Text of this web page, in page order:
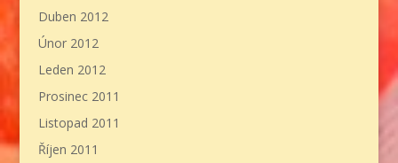
Duben 2012
Únor 2012
Leden 2012
Prosinec 2011
Listopad 2011
Říjen 2011